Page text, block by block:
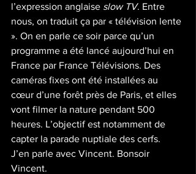
l’expression anglaise slow TV. Entre
nous, on traduit ça par « télévision lente
». On en parle ce soir parce qu’un
programme a été lancé aujourd’hui en
France par France Télévisions. Des
caméras fixes ont été installées au
cœur d’une forêt près de Paris, et elles
vont filmer la nature pendant 500
heures. L’objectif est notamment de
capter la parade nuptiale des cerfs.
J’en parle avec Vincent. Bonsoir
Vincent.